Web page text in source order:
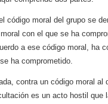
código moral del grupo se
con el que se ha
a ese código moral, ha
ha comprometido.
contra un código moral al
es un acto hostil que